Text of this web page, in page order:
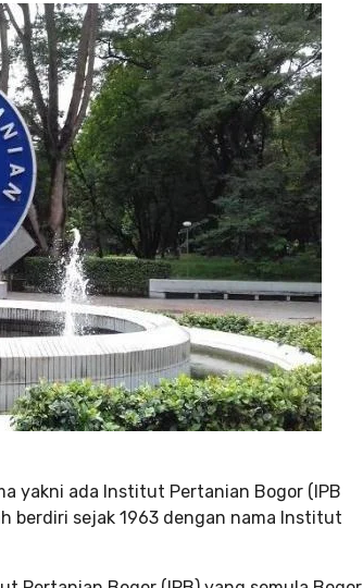
yakni ada Institut Pertanian Bogor (IPB
berdiri sejak 1963 dengan nama Institut